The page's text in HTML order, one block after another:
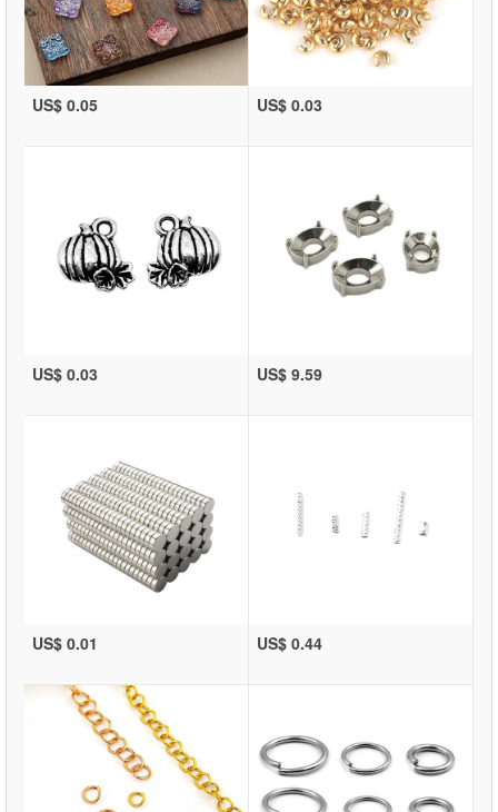
US$ 0.05 US$ 0.03
US$ 0.03 US$ 9.59
US$ 0.01 US$ 0.44